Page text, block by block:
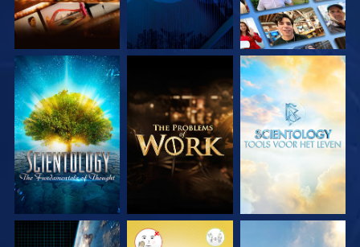
VERKEN DE SERIE VERKEN DE SERIE VERKEN DE SERIE